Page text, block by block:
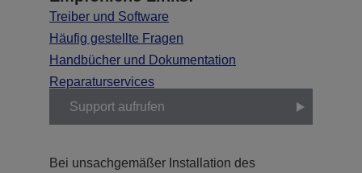
Treiber und Software
Häufig gestellte Fragen
Handbücher und Dokumentation
Reparaturservices
Support aufrufen
Bei unsachgemäßer Installation des